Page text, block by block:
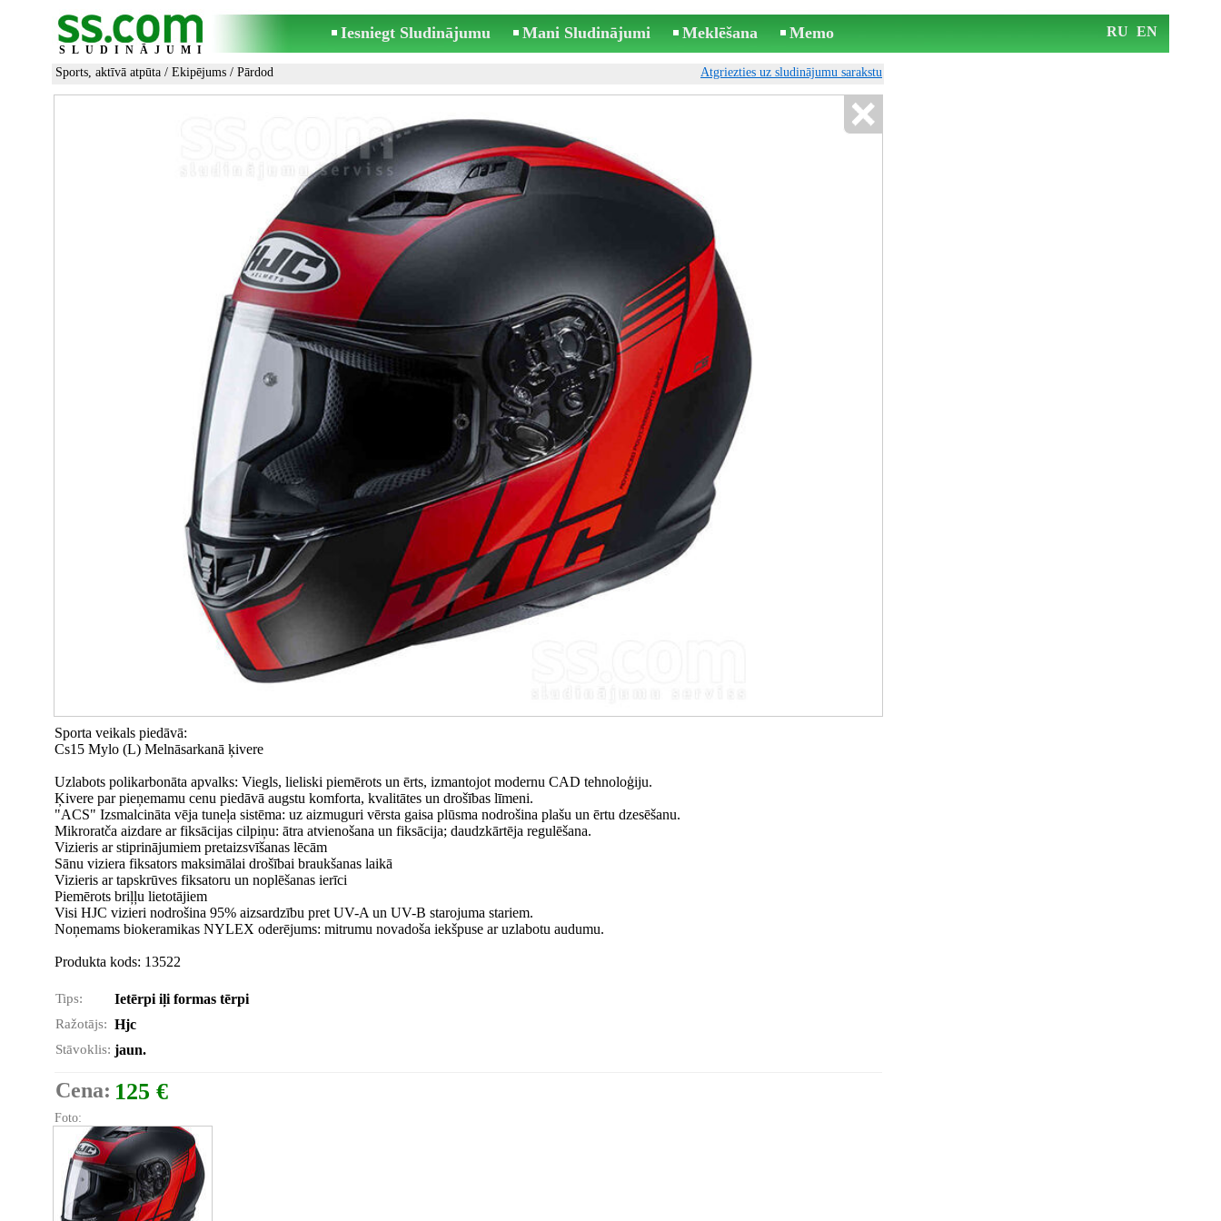
SLUDINĀJUMI
Iesniegt Sludinājumu Mani Sludinājumi Meklēšana Memo RU EN
Sports, aktīvā atpūta / Ekipējums / Pārdod Atgriezties uz sludinājumu sarakstu
Sporta veikals piedāvā:
Cs15 Mylo (L) Melnāsarkanā ķivere
Uzlabots polikarbonāta apvalks: Viegls, lieliski piemērots un ērts, izmantojot modernu CAD tehnoloģiju.
Ķivere par pieņemamu cenu piedāvā augstu komforta, kvalitātes un drošības līmeni.
"ACS" Izsmalcināta vēja tuneļa sistēma: uz aizmuguri vērsta gaisa plūsma nodrošina plašu un ērtu dzesēšanu.
Mikroratča aizdare ar fiksācijas cilpiņu: ātra atvienošana un fiksācija; daudzkārtēja regulēšana.
Vizieris ar stiprinājumiem pretaizsvīšanas lēcām
Sānu viziera fiksators maksimālai drošībai braukšanas laikā
Vizieris ar tapskrūves fiksatoru un noplēšanas ierīci
Piemērots briļļu lietotājiem
Visi HJC vizieri nodrošina 95% aizsardzību pret UV-A un UV-B starojuma stariem.
Noņemams biokeramikas NYLEX oderējums: mitrumu novadoša iekšpuse ar uzlabotu audumu.
Produkta kods: 13522
Tips: Ietērpi iļi formas tērpi
Ražotājs: Hjc
Stāvoklis: jaun.
Cena: 125 €
Foto: